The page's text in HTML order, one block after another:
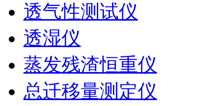
透气性测试仪
透湿仪
蒸发残渣恒重仪
总迁移量测定仪